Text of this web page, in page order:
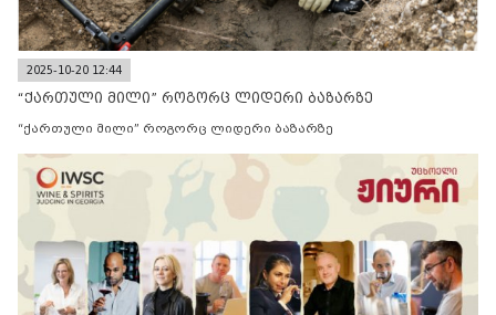
2025-10-20 12:44
“ქართული მილი” როგორც ლიდერი ბაზარზე
“ქართული მილი” როგორც ლიდერი ბაზარზე